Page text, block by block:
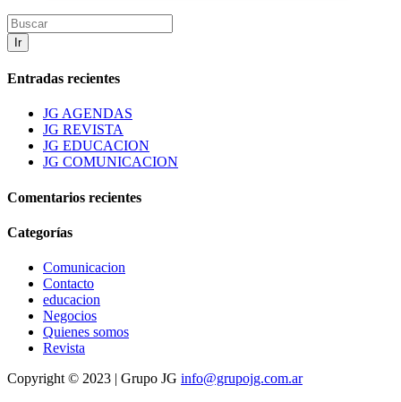
Ir
Entradas recientes
JG AGENDAS
JG REVISTA
JG EDUCACION
JG COMUNICACION
Comentarios recientes
Categorías
Comunicacion
Contacto
educacion
Negocios
Quienes somos
Revista
Copyright © 2023 | Grupo JG info@grupojg.com.ar